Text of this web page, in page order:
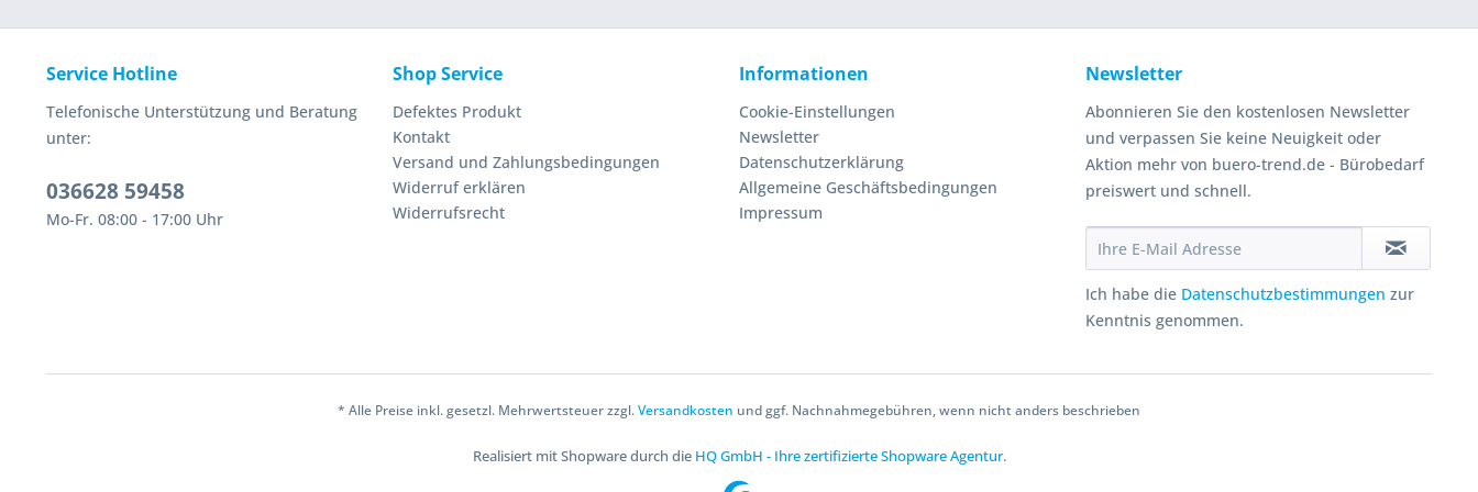
Service Hotline
Telefonische Unterstützung und Beratung
unter:
036628 59458
Mo-Fr. 08:00 - 17:00 Uhr
Shop Service
Defektes Produkt
Kontakt
Versand und Zahlungsbedingungen
Widerruf erklären
Widerrufsrecht
Informationen
Cookie-Einstellungen
Newsletter
Datenschutzerklärung
Allgemeine Geschäftsbedingungen
Impressum
Newsletter
Abonnieren Sie den kostenlosen Newsletter
und verpassen Sie keine Neuigkeit oder
Aktion mehr von buero-trend.de - Bürobedarf
preiswert und schnell.
Ich habe die Datenschutzbestimmungen zur
Kenntnis genommen.
* Alle Preise inkl. gesetzl. Mehrwertsteuer zzgl.Versandkosten und ggf. Nachnahmegebühren, wenn nicht anders beschrieben
Realisiert mit Shopware durch die HQ GmbH - Ihre zertifizierte Shopware Agentur.